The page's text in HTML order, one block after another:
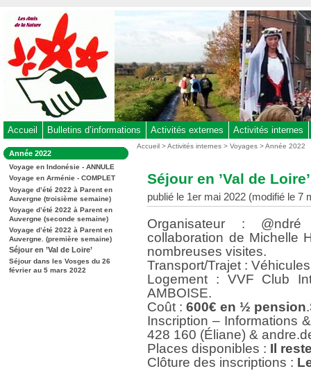
au
contenu
-
Aller
au
menu
-
à
la
recherche
Accueil Bulletins d’informations Activités externes Activités internes
Dans
la
rubrique
:
Année 2022
Voyage en Indonésie - ANNULE
Voyage en Arménie - COMPLET
Voyage d’été 2022 à Parent en
Auvergne (troisième semaine)
Voyage d’été 2022 à Parent en
Auvergne (seconde semaine)
Voyage d’été 2022 à Parent en
Auvergne. (première semaine)
Séjour en ’Val de Loire’
Séjour dans les Vosges du 26
février au 5 mars 2022
Vous
Accueil >Activités internes >Voyages>Année 2022
Séjour en ’Val de Loire’
publié le 1er mai 2022 (modifié le 7
Organisateur :
collaboration de Michelle
nombreuses visites.
Transport/Trajet :
Logement : VVF Club
AMBOISE.
Coût :600€ en ½ pension.
Inscription – Informations
428 160 (Éliane) &
Places disponibles : Il
Clôture des inscriptions :